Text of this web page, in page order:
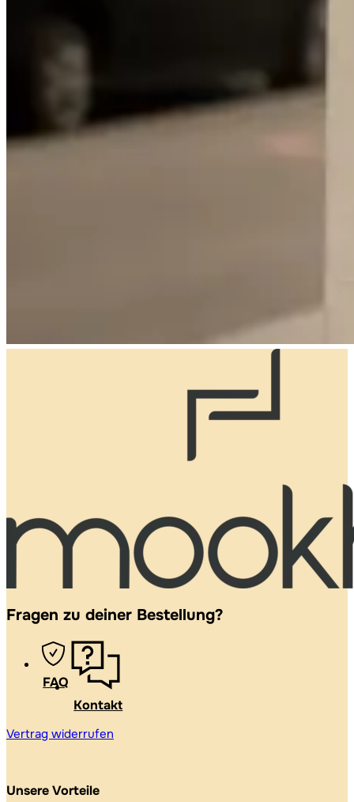
Fragen zu deiner Bestellung?
FAQ
Kontakt
Vertrag widerrufen
Unsere Vorteile